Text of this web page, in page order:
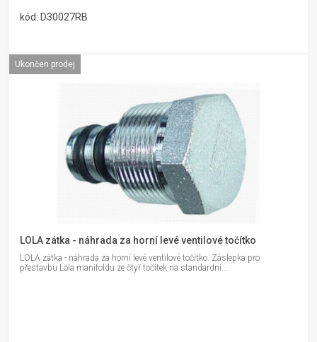
kód: D30027RB
Ukončen prodej
LOLA zátka - náhrada za horní levé ventilové točítko
LOLA zátka - náhrada za horní levé ventilové točítko. Záslepka pro
přestavbu Lola manifoldu ze čtyř točítek na standardní...